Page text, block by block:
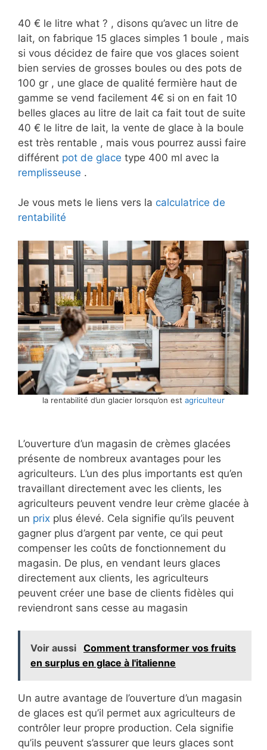
40 € le litre what ? , disons qu’avec un litre de
lait, on fabrique 15 glaces simples 1 boule , mais
si vous décidez de faire que vos glaces soient
bien servies de grosses boules ou des pots de
100 gr , une glace de qualité fermière haut de
gamme se vend facilement 4€ si on en fait 10
belles glaces au litre de lait ca fait tout de suite
40 € le litre de lait, la vente de glace à la boule
est très rentable , mais vous pourrez aussi faire
différent pot de glace type 400 ml avec la
remplisseuse .
Je vous mets le liens vers la calculatrice de
rentabilité
la rentabilité d’un glacier lorsqu’on est agriculteur
L’ouverture d’un magasin de crèmes glacées
présente de nombreux avantages pour les
agriculteurs. L’un des plus importants est qu’en
travaillant directement avec les clients, les
agriculteurs peuvent vendre leur crème glacée à
un prix plus élevé. Cela signifie qu’ils peuvent
gagner plus d’argent par vente, ce qui peut
compenser les coûts de fonctionnement du
magasin. De plus, en vendant leurs glaces
directement aux clients, les agriculteurs
peuvent créer une base de clients fidèles qui
reviendront sans cesse au magasin
Voir aussi Comment transformer vos fruits
en surplus en glace à l'italienne
Un autre avantage de l’ouverture d’un magasin
de glaces est qu’il permet aux agriculteurs de
contrôler leur propre production. Cela signifie
qu’ils peuvent s’assurer que leurs glaces sont